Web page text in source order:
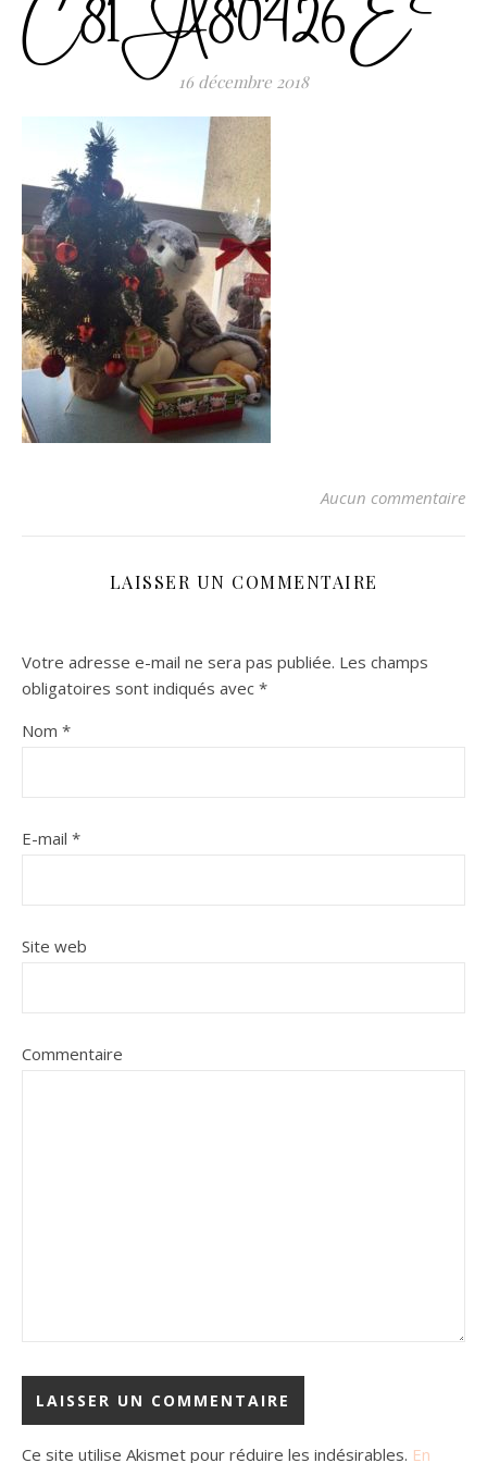
16 décembre 2018
Aucun commentaire
LAISSER UN COMMENTAIRE
Votre adresse e-mail ne sera pas publiée. Les champs
obligatoires sont indiqués avec *
Nom *
E-mail *
Site web
Commentaire
Ce site utilise Akismet pour réduire les indésirables. En